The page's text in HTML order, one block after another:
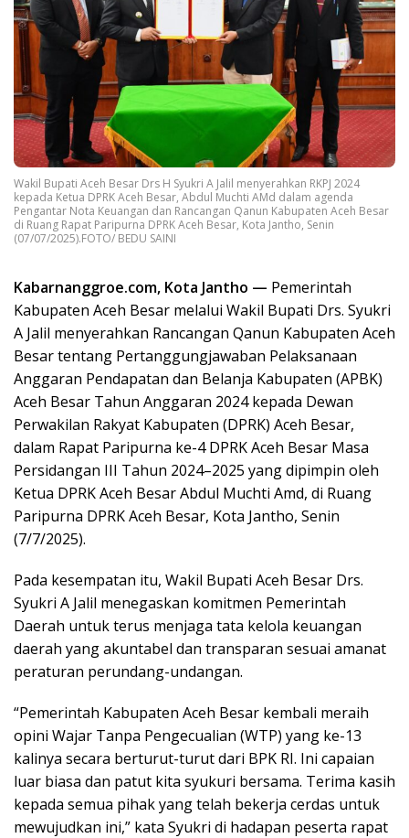
Wakil Bupati Aceh Besar Drs H Syukri A Jalil menyerahkan RKPJ 2024
kepada Ketua DPRK Aceh Besar, Abdul Muchti AMd dalam agenda
Pengantar Nota Keuangan dan Rancangan Qanun Kabupaten Aceh Besar
di Ruang Rapat Paripurna DPRK Aceh Besar, Kota Jantho, Senin
(07/07/2025).FOTO/ BEDU SAINI
Kabarnanggroe.com, Kota Jantho — Pemerintah
Kabupaten Aceh Besar melalui Wakil Bupati Drs. Syukri
A Jalil menyerahkan Rancangan Qanun Kabupaten Aceh
Besar tentang Pertanggungjawaban Pelaksanaan
Anggaran Pendapatan dan Belanja Kabupaten (APBK)
Aceh Besar Tahun Anggaran 2024 kepada Dewan
Perwakilan Rakyat Kabupaten (DPRK) Aceh Besar,
dalam Rapat Paripurna ke-4 DPRK Aceh Besar Masa
Persidangan III Tahun 2024–2025 yang dipimpin oleh
Ketua DPRK Aceh Besar Abdul Muchti Amd, di Ruang
Paripurna DPRK Aceh Besar, Kota Jantho, Senin
(7/7/2025).
Pada kesempatan itu, Wakil Bupati Aceh Besar Drs.
Syukri A Jalil menegaskan komitmen Pemerintah
Daerah untuk terus menjaga tata kelola keuangan
daerah yang akuntabel dan transparan sesuai amanat
peraturan perundang-undangan.
“Pemerintah Kabupaten Aceh Besar kembali meraih
opini Wajar Tanpa Pengecualian (WTP) yang ke-13
kalinya secara berturut-turut dari BPK RI. Ini capaian
luar biasa dan patut kita syukuri bersama. Terima kasih
kepada semua pihak yang telah bekerja cerdas untuk
mewujudkan ini,” kata Syukri di hadapan peserta rapat